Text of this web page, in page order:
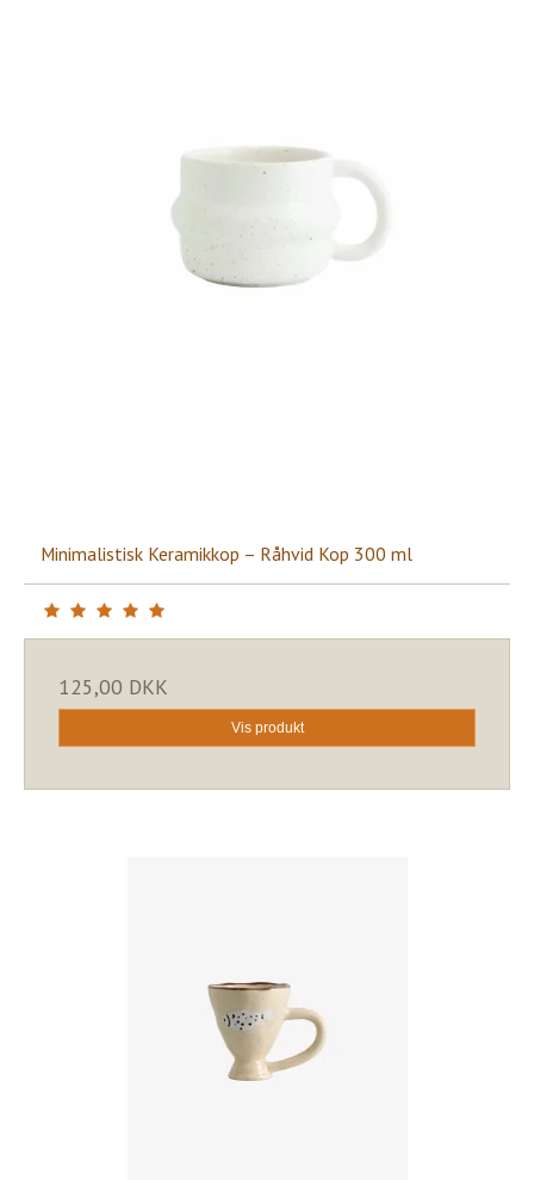
Minimalistisk Keramikkop – Råhvid Kop 300 ml
125,00 DKK
Vis produkt